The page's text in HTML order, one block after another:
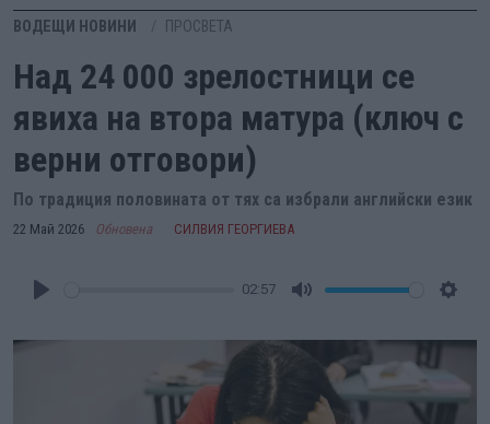
ВОДЕЩИ НОВИНИ ПРОСВЕТА
Над 24 000 зрелостници се
явиха на втора матура (ключ с
верни отговори)
По традиция половината от тях са избрали английски език
22 Май 2026 Обновена СИЛВИЯ ГЕОРГИЕВА
02:57